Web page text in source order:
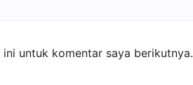
untuk komentar saya berikutnya.